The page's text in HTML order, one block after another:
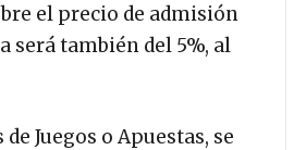
el precio de admisión
será también del 5%, al
Juegos o Apuestas, se